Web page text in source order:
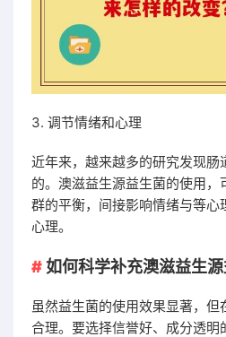
3. 调节情绪和心理
近年来，越来越多的研究发现肠
的。澳滋益生源益生菌的使用
群的平衡，间接影响情绪与等心
心理。
如何科学补充澳滋益生
虽然益生菌的使用效果显著，
合理。要选择信誉好、成分透明